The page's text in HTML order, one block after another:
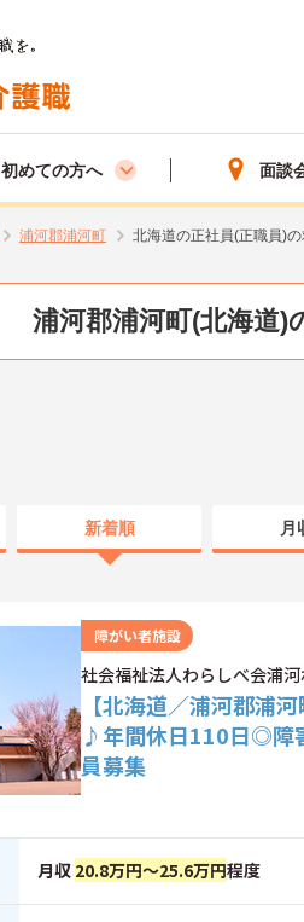
初めての方へ 面談
浦河郡浦河町 北海道の正社員(正職員)
浦河郡浦河町(北海道)
新着順 月
障がい者施設
社会福祉法人わらしべ会浦
【北海道／浦河郡浦
♪年間休日110日◎障
員募集
月収 20.8万円～25.6万円程度